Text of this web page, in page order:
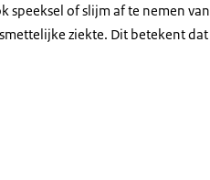
of slijm af te nemen
ziekte. Dit betekent